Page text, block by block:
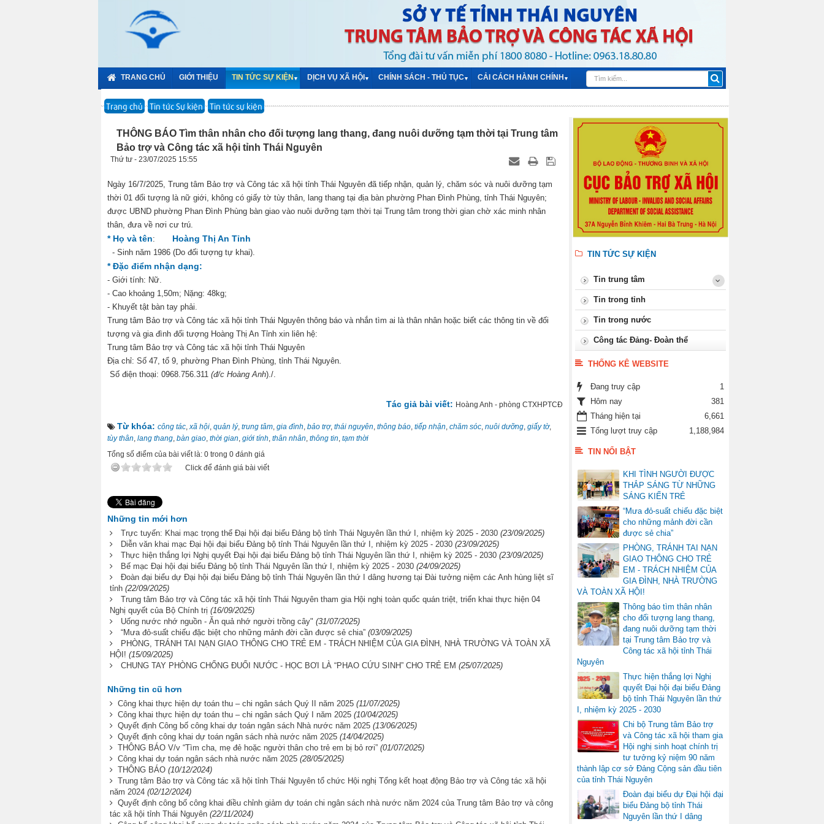
TRANG CHỦ GIỚI THIỆU TIN TỨC SỰ KIỆN ▼ DỊCH VỤ XÃ HỘI ▼ CHÍNH SÁCH - THỦ TỤC▼ CẢI CÁCH HÀNH CHÍNH ▼
Trang chủ Tin tức Sự kiện Tin tức sự kiện
THÔNG BÁO Tìm thân nhân cho đối tượng lang thang, đang nuôi dưỡng tạm thời tại Trung tâm
Bảo trợ và Công tác xã hội tỉnh Thái Nguyên
Thứ tư - 23/07/2025 15:55
Ngày 16/7/2025, Trung tâm Bảo trợ và Công tác xã hội tỉnh Thái Nguyên đã tiếp nhận, quản lý, chăm sóc và nuôi dưỡng tạm
thời 01 đối tượng là nữ giới, không có giấy tờ tùy thân, lang thang tại địa bàn phường Phan Đình Phùng, tỉnh Thái Nguyên;
được UBND phường Phan Đình Phùng bàn giao vào nuôi dưỡng tạm thời tại Trung tâm trong thời gian chờ xác minh nhân
thân, đưa về nơi cư trú.
* Họ và tên: Hoàng Thị An Tỉnh
- Sinh năm 1986 (Do đối tượng tự khai).
* Đặc điểm nhận dạng:
- Giới tính: Nữ.
- Cao khoảng 1,50m; Nặng: 48kg;
- Khuyết tật bàn tay phải.
Trung tâm Bảo trợ và Công tác xã hội tỉnh Thái Nguyên thông báo và nhắn tìm ai là thân nhân hoặc biết các thông tin về đối
tượng và gia đình đối tượng Hoàng Thị An Tỉnh xin liên hệ:
Trung tâm Bảo trợ và Công tác xã hội tỉnh Thái Nguyên
Địa chỉ: Số 47, tổ 9, phường Phan Đình Phùng, tỉnh Thái Nguyên.
Số điện thoại: 0968.756.311 (đ/c Hoàng Anh)./.
Tác giả bài viết: Hoàng Anh - phòng CTXHPTCĐ
Từ khóa: công tác,xã hội, quản lý, trung tâm, gia đình, bảo trợ, thái nguyên, thông báo, tiếp nhận, chăm sóc, nuôi dưỡng, giấy tờ,
tùy thân, lang thang, bàn giao, thời gian, giới tính, thân nhân, thông tin, tạm thời
Tổng số điểm của bài viết là: 0 trong 0 đánh giá
Click để đánh giá bài viết
Những tin mới hơn
Trực tuyến: Khai mạc trọng thể Đại hội đại biểu Đảng bộ tỉnh Thái Nguyên lần thứ I, nhiệm kỳ 2025 - 2030 (23/09/2025)
Diễn văn khai mạc Đại hội đại biểu Đảng bộ tỉnh Thái Nguyên lần thứ I, nhiệm kỳ 2025 - 2030 (23/09/2025)
Thực hiện thắng lợi Nghị quyết Đại hội đại biểu Đảng bộ tỉnh Thái Nguyên lần thứ I, nhiệm kỳ 2025 - 2030 (23/09/2025)
Bế mạc Đại hội đại biểu Đảng bộ tỉnh Thái Nguyên lần thứ I, nhiệm kỳ 2025 - 2030 (24/09/2025)
Đoàn đại biểu dự Đại hội đại biểu Đảng bộ tỉnh Thái Nguyên lần thứ I dâng hương tại Đài tưởng niệm các Anh hùng liệt sĩ
tỉnh (22/09/2025)
Trung tâm Bảo trợ và Công tác xã hội tỉnh Thái Nguyên tham gia Hội nghị toàn quốc quán triệt, triển khai thực hiện 04
Nghị quyết của Bộ Chính trị (16/09/2025)
Uống nước nhớ nguồn - Ăn quả nhớ người trồng cây" (31/07/2025)
“Mưa đỏ-suất chiếu đặc biệt cho những mảnh đời cần được sẻ chia” (03/09/2025)
PHÒNG, TRÁNH TAI NẠN GIAO THÔNG CHO TRẺ EM - TRÁCH NHIỆM CỦA GIA ĐÌNH, NHÀ TRƯỜNG VÀ TOÀN XÃ
HỘI! (15/09/2025)
CHUNG TAY PHÒNG CHỐNG ĐUỐI NƯỚC - HỌC BƠI LÀ “PHAO CỨU SINH” CHO TRẺ EM (25/07/2025)
Những tin cũ hơn
Công khai thực hiện dự toán thu – chi ngân sách Quý II năm 2025 (11/07/2025)
Công khai thực hiện dự toán thu – chi ngân sách Quý I năm 2025 (10/04/2025)
Quyết định Công bố công khai dự toán ngân sách Nhà nước năm 2025 (13/06/2025)
Quyết định công khai dự toán ngân sách nhà nước năm 2025 (14/04/2025)
THÔNG BÁO V/v “Tìm cha, mẹ đẻ hoặc người thân cho trẻ em bị bỏ rơi” (01/07/2025)
Công khai dự toán ngân sách nhà nước năm 2025 (28/05/2025)
THÔNG BÁO (10/12/2024)
Trung tâm Bảo trợ và Công tác xã hội tỉnh Thái Nguyên tổ chức Hội nghị Tổng kết hoạt động Bảo trợ và Công tác xã hội
năm 2024 (02/12/2024)
Quyết định công bố công khai điều chỉnh giảm dự toán chi ngân sách nhà nước năm 2024 của Trung tâm Bảo trợ và công
tác xã hội tỉnh Thái Nguyên (22/11/2024)
TIN TỨC SỰ KIỆN
Tin trung tâm
Tin trong tỉnh
Tin trong nước
Công tác Đảng- Đoàn thể
THỐNG KÊ WEBSITE
Đang truy cập
1
Hôm nay
381
Tháng hiện tại
6,661
Tổng lượt truy cập
1,188,984
TIN NỔI BẬT
KHI TÌNH NGƯỜI ĐƯỢC
THẮP SÁNG TỪ NHỮNG
SÁNG KIẾN TRẺ
“Mưa đỏ-suất chiếu đặc biệt
cho những mảnh đời cần
được sẻ chia”
PHÒNG, TRÁNH TAI NẠN
GIAO THÔNG CHO TRẺ
EM - TRÁCH NHIỆM CỦA
GIA ĐÌNH, NHÀ TRƯỜNG
VÀ TOÀN XÃ HỘI!
Thông báo tìm thân nhân
cho đối tượng lang thang,
đang nuôi dưỡng tạm thời
tại Trung tâm Bảo trợ và
Công tác xã hội tỉnh Thái
Nguyên
Thực hiện thắng lợi Nghị
quyết Đại hội đại biểu Đảng
bộ tỉnh Thái Nguyên lần thứ
I, nhiệm kỳ 2025 - 2030
Chi bộ Trung tâm Bảo trợ
và Công tác xã hội tham gia
Hội nghị sinh hoạt chính trị
tư tưởng kỷ niệm 90 năm
thành lập cơ sở Đảng Cộng sản đầu tiên
của tỉnh Thái Nguyên
Đoàn đại biểu dự Đại hội đại
biểu Đảng bộ tỉnh Thái
Nguyên lần thứ I dâng